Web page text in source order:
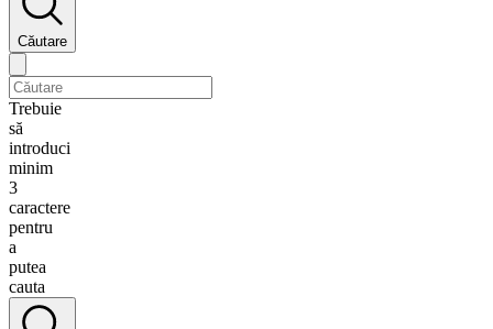
Căutare
Trebuie
să
introduci
minim
3
caractere
pentru
a
putea
cauta